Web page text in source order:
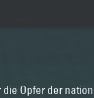
Opfer der